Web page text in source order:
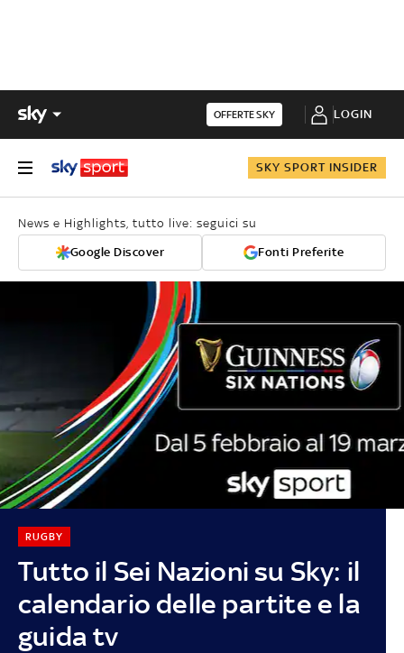
OFFERTE SKY LOGIN
SKY SPORT INSIDER
News e Highlights, tutto live: seguici su
Google Discover Fonti Preferite
Tutto il Sei Nazioni su Sky: il
calendario delle partite e la
guida tv
RUGBY